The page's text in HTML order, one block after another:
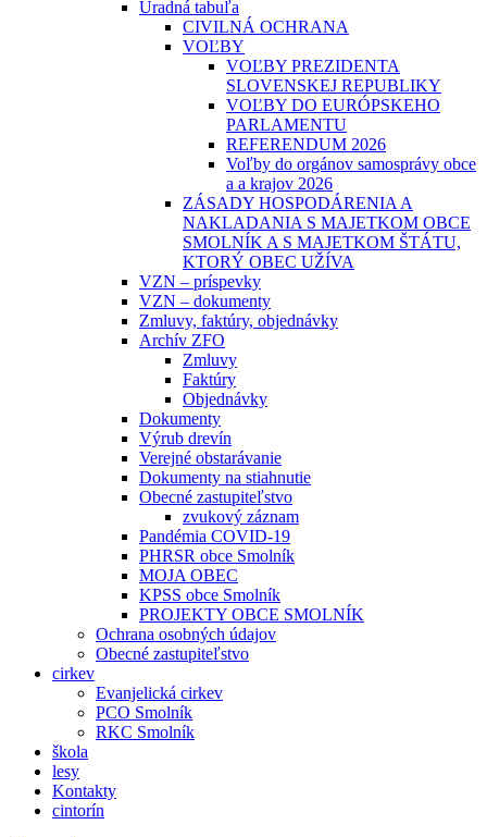
Úradná tabuľa
CIVILNÁ OCHRANA
VOĽBY
VOĽBY PREZIDENTA
SLOVENSKEJ REPUBLIKY
VOĽBY DO EURÓPSKEHO
PARLAMENTU
REFERENDUM 2026
Voľby do orgánov samosprávy obce
a a krajov 2026
ZÁSADY HOSPODÁRENIA A
NAKLADANIA S MAJETKOM OBCE
SMOLNÍK A S MAJETKOM ŠTÁTU,
KTORÝ OBEC UŽÍVA
VZN – príspevky
VZN – dokumenty
Zmluvy, faktúry, objednávky
Archív ZFO
Zmluvy
Faktúry
Objednávky
Dokumenty
Výrub drevín
Verejné obstarávanie
Dokumenty na stiahnutie
Obecné zastupiteľstvo
zvukový záznam
Pandémia COVID-19
PHRSR obce Smolník
MOJA OBEC
KPSS obce Smolník
PROJEKTY OBCE SMOLNÍK
Ochrana osobných údajov
Obecné zastupiteľstvo
cirkev
Evanjelická cirkev
PCO Smolník
RKC Smolník
škola
lesy
Kontakty
cintorín